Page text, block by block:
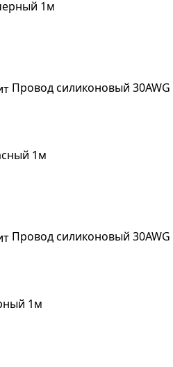
1м
Провод силиконовый 30AWG
1м
Провод силиконовый 30AWG
1м